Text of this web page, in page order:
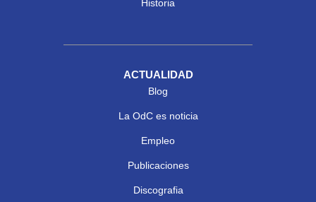
Historia
ACTUALIDAD
Blog
La OdC es noticia
Empleo
Publicaciones
Discografia